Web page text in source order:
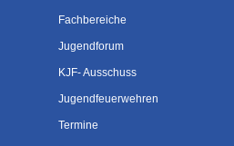
Fachbereiche
Jugendforum
KJF- Ausschuss
Jugendfeuerwehren
Termine